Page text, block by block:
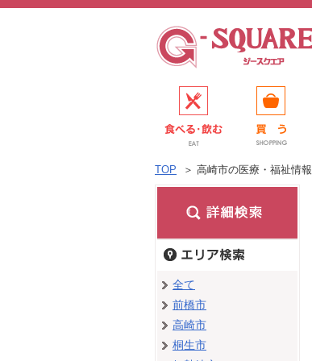
TOP ＞ 高崎市の医療・福祉情報
全て
前橋市
高崎市
桐生市